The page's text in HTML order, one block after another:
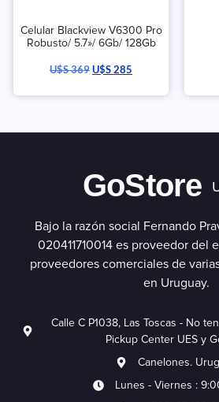
Celular Blackview V6300 Pro
Robusto/ 5.7»/ 6Gb/ 128Gb
U$S369U$S285
GoStore
Bajo la razón social Fernando
020411710014 es proveedor del
proveedores comerciales de
en Uruguay.
Calle C P1038, Las Toscas - No
Pickup Center UES y
Canelones.
Lunes - Viernes :